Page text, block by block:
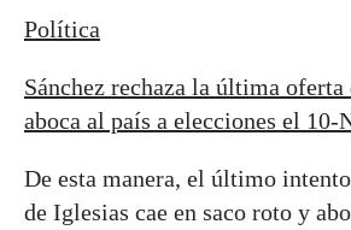
Política
Sánchez rechaza la última
aboca al país a elecciones el 10-
De esta manera, el último intento
de Iglesias cae en saco roto y